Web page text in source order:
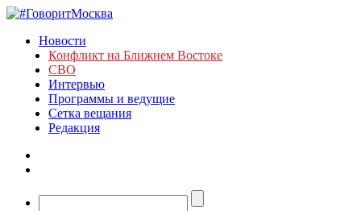
Новости
Конфликт на Ближнем Востоке
СВО
Интервью
Программы и ведущие
Сетка вещания
Редакция